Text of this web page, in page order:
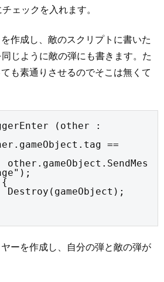
ェックを入れます。
作成し、敵のスクリプトに書いた
じように敵の弾にも書きます。た
も素通りさせるのでそこは無くて
(other :
ーを作成し、自分の弾と敵の弾が